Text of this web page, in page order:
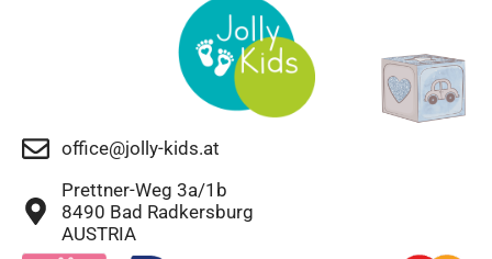
office@jolly-kids.at
Prettner-Weg 3a/1b
8490 Bad Radkersburg
AUSTRIA